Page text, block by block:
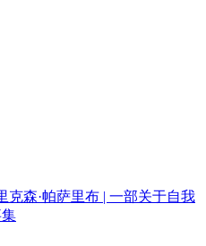
克森·帕萨里布 | 一部关于自我